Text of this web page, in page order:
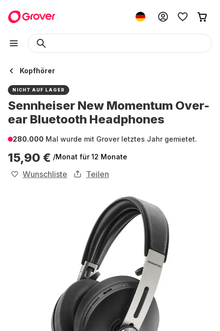
Kopfhörer
NICHT AUF LAGER
Sennheiser New Momentum Over-
ear Bluetooth Headphones
280.000 Mal wurde mit Grover letztes Jahr gemietet.
15,90 € /Monat für 12 Monate
Wunschliste Teilen